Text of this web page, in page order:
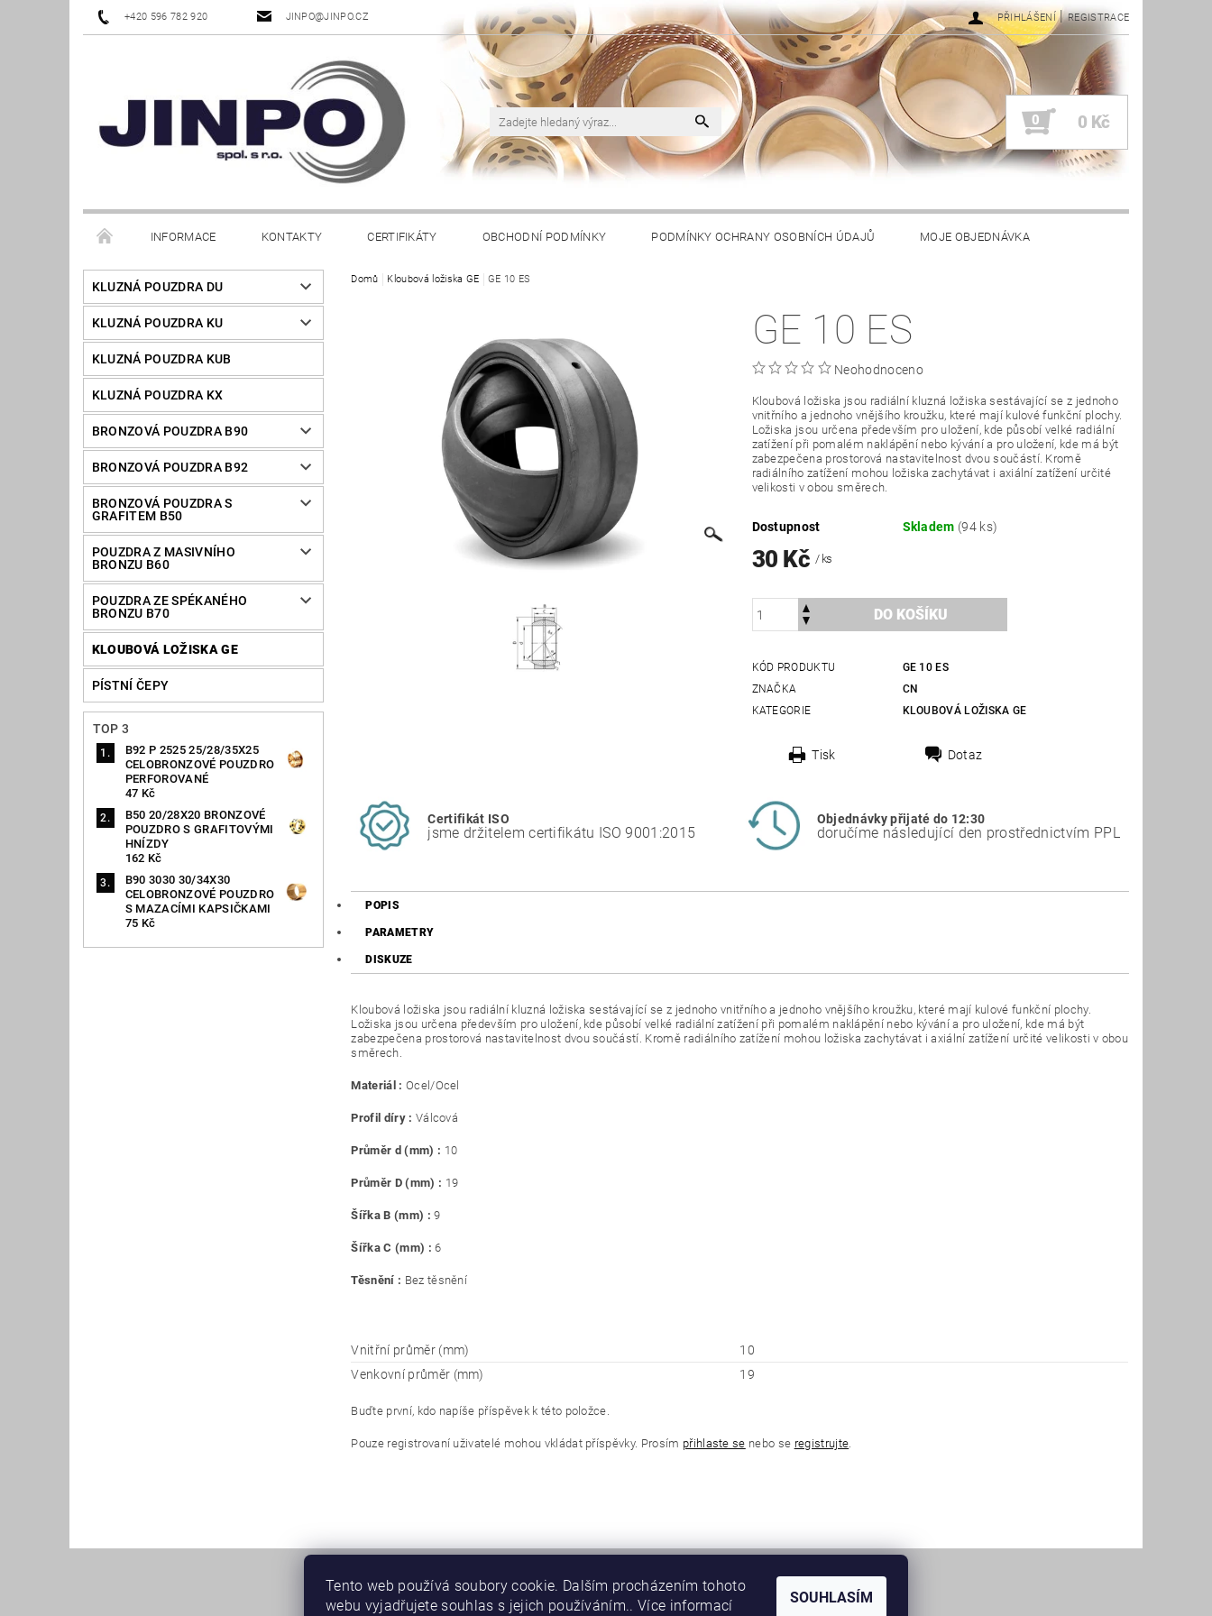
+420 596 782 920 JINPO@JINPO.CZ PŘIHLÁŠENÍ | REGISTRACE
0 0 Kč
INFORMACE KONTAKTY CERTIFIKÁTY OBCHODNÍ PODMÍNKY PODMÍNKY OCHRANY OSOBNÍCH ÚDAJŮ MOJE OBJEDNÁVKA
KLUZNÁ POUZDRA DU
KLUZNÁ POUZDRA KU
KLUZNÁ POUZDRA KUB
KLUZNÁ POUZDRA KX
BRONZOVÁ POUZDRA B90
BRONZOVÁ POUZDRA B92
BRONZOVÁ POUZDRA S
GRAFITEM B50
POUZDRA Z MASIVNÍHO
BRONZU B60
POUZDRA ZE SPÉKANÉHO
BRONZU B70
KLOUBOVÁ LOŽISKA GE
PÍSTNÍ ČEPY
TOP 3
B92 P 2525 25/28/35X25
CELOBRONZOVÉ POUZDRO
PERFOROVANÉ
47 Kč
B50 20/28X20 BRONZOVÉ
POUZDRO S GRAFITOVÝMI
HNÍZDY
162 Kč
B90 3030 30/34X30
CELOBRONZOVÉ POUZDRO
S MAZACÍMI KAPSIČKAMI
75 Kč
Domů Kloubová ložiska GE GE 10 ES
GE 10 ES
Neohodnoceno
Kloubová ložiska jsou radiální kluzná ložiska sestávající se z jednoho
vnitřního a jednoho vnějšího kroužku, které mají kulové funkční plochy.
Ložiska jsou určena především pro uložení, kde působí velké radiální
zatížení při pomalém naklápění nebo kývání a pro uložení, kde má být
zabezpečena prostorová nastavitelnost dvou součástí. Kromě
radiálního zatížení mohou ložiska zachytávat i axiální zatížení určité
velikosti v obou směrech.
Dostupnost Skladem (94 ks)
30 Kč / ks
KÓD PRODUKTU
GE 10 ES
ZNAČKA
CN
KATEGORIE
KLOUBOVÁ LOŽISKA GE
Tisk Dotaz
Certifikát ISO
jsme držitelem certifikátu ISO 9001:2015
Objednávky přijaté do 12:30
doručíme následující den prostřednictvím PPL
POPIS
PARAMETRY
DISKUZE
Kloubová ložiska jsou radiální kluzná ložiska sestávající se z jednoho vnitřního a jednoho vnějšího kroužku, které mají kulové funkční plochy.
Ložiska jsou určena především pro uložení, kde působí velké radiální zatížení při pomalém naklápění nebo kývání a pro uložení, kde má být
zabezpečena prostorová nastavitelnost dvou součástí. Kromě radiálního zatížení mohou ložiska zachytávat i axiální zatížení určité velikosti v obou
směrech.
Materiál : Ocel/Ocel
Profil díry : Válcová
Průměr d (mm) : 10
Průměr D (mm) : 19
Šířka B (mm) :9
Šířka C (mm) :6
Těsnění : Bez těsnění
Vnitřní průměr (mm)
10
Venkovní průměr (mm)
19
Buďte první, kdo napíše příspěvek k této položce.
Pouze registrovaní uživatelé mohou vkládat příspěvky. Prosím přihlaste se nebo se registrujte.
Tento web používá soubory cookie. Dalším procházením tohoto
webu vyjadřujete souhlas s jejich používáním.. Více informací
SOUHLASÍM